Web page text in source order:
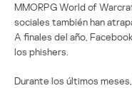
MMORPG World of
sociales también han
A finales del año,
los phishers.
Durante los últimos